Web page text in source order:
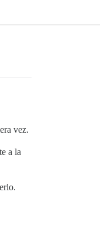
vez.
a la